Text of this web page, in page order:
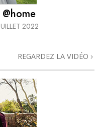
2022
REGARDEZ LA VIDÉO